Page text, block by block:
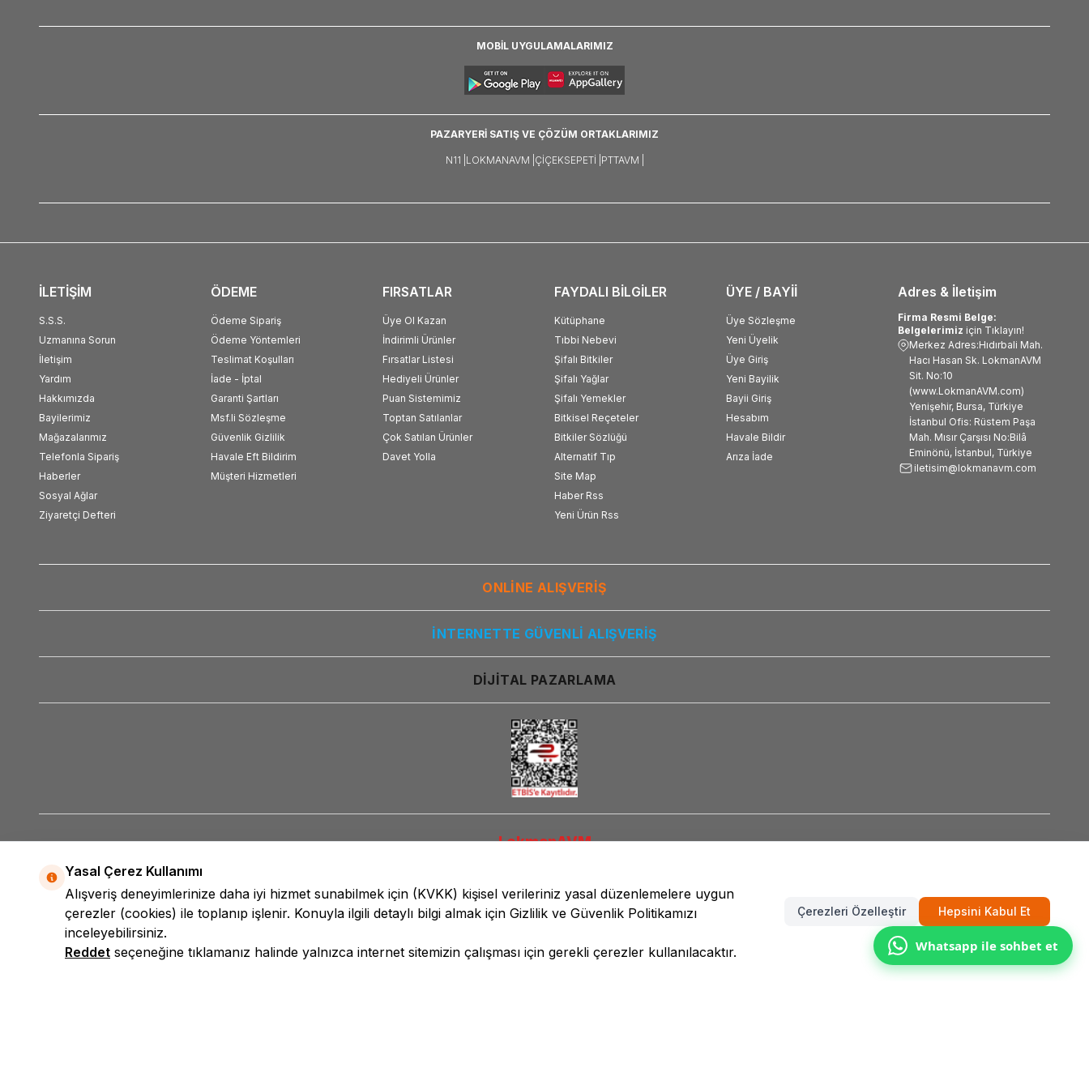
Whatsapp ile sohbet et
MOBİL UYGULAMALARIMIZ
PAZARYERİ SATIŞ VE ÇÖZÜM ORTAKLARIMIZ
N11 | LOKMANAVM | ÇIÇEKSEPETI | PTTAVM |
Adres & İletişim
Firma Resmi Belge:
Belgelerimiz için Tıklayın!
Merkez Adres:Hıdırbali Mah.
Hacı Hasan Sk. LokmanAVM
Sit. No:10
(www.LokmanAVM.com)
Yenişehir, Bursa, Türkiye
İstanbul Ofis: Rüstem Paşa
Mah. Mısır Çarşısı No:Bilâ
Eminönü, İstanbul, Türkiye
iletisim@lokmanavm.com
İLETİŞİM
S.S.S.
Uzmanına Sorun
İletişim
Yardım
Hakkımızda
Bayilerimiz
Mağazalarımız
Telefonla Sipariş
Haberler
Sosyal Ağlar
Ziyaretçi Defteri
ÖDEME
Ödeme Sipariş
Ödeme Yöntemleri
Teslimat Koşulları
İade - İptal
Garanti Şartları
Msf.li Sözleşme
Güvenlik Gizlilik
Havale Eft Bildirim
Müşteri Hizmetleri
FIRSATLAR
Üye Ol Kazan
İndirimli Ürünler
Fırsatlar Listesi
Hediyeli Ürünler
Puan Sistemimiz
Toptan Satılanlar
Çok Satılan Ürünler
Davet Yolla
FAYDALI BİLGİLER
Kütüphane
Tıbbi Nebevi
Şifalı Bitkiler
Şifalı Yağlar
Şifalı Yemekler
Bitkisel Reçeteler
Bitkiler Sözlüğü
Alternatif Tıp
Site Map
Haber Rss
Yeni Ürün Rss
ÜYE / BAYİİ
Üye Sözleşme
Yeni Üyelik
Üye Giriş
Yeni Bayilik
Bayii Giriş
Hesabım
Havale Bildir
Arıza İade
ONLİNE ALIŞVERİŞ
İNTERNETTE GÜVENLİ ALIŞVERİŞ
DİJİTAL PAZARLAMA
LokmanAVM
Yasal Çerez Kullanımı
Alışveriş deneyimlerinize daha iyi hizmet sunabilmek için (KVKK) kişisel verileriniz yasal düzenlemelere uygun
çerezler (cookies) ile toplanıp işlenir. Konuyla ilgili detaylı bilgi almak için Gizlilik ve Güvenlik Politikamızı
inceleyebilirsiniz.
Reddet seçeneğine tıklamanız halinde yalnızca internet sitemizin çalışması için gerekli çerezler kullanılacaktır.
Çerezleri Özelleştir Hepsini Kabul Et